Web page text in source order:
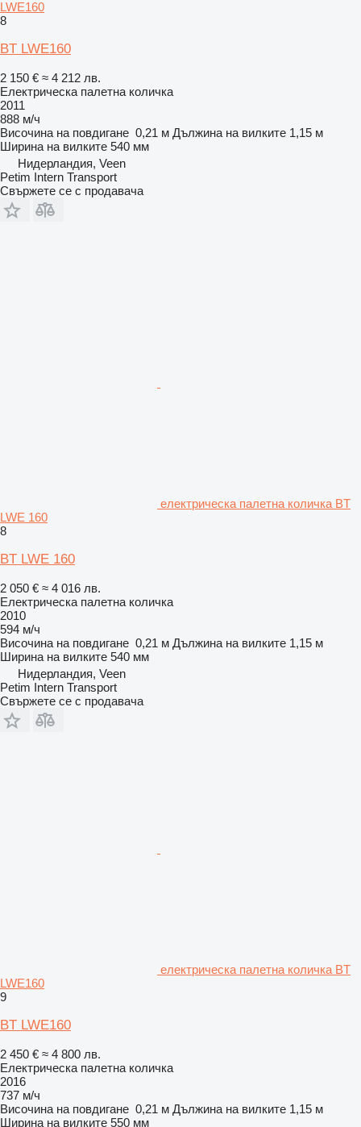
LWE160
8
BT LWE160
2 150 € ≈ 4 212 лв.
Електрическа палетна количка
2011
888 м/ч
Височина на повдигане 0,21 м Дължина на вилките 1,15 м
Ширина на вилките 540 мм
Нидерландия, Veen
Petim Intern Transport
Свържете се с продавача
електрическа палетна количка BT
LWE 160
8
BT LWE 160
2 050 € ≈ 4 016 лв.
Електрическа палетна количка
2010
594 м/ч
Височина на повдигане 0,21 м Дължина на вилките 1,15 м
Ширина на вилките 540 мм
Нидерландия, Veen
Petim Intern Transport
Свържете се с продавача
електрическа палетна количка BT
LWE160
9
BT LWE160
2 450 € ≈ 4 800 лв.
Електрическа палетна количка
2016
737 м/ч
Височина на повдигане 0,21 м Дължина на вилките 1,15 м
Ширина на вилките 550 мм